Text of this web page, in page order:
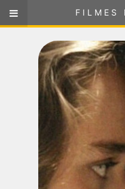
FILMES
ou
FILMES NO
SELECIONE SUA
FILMES EM CARTAZ
PRÓXIMOS
GÊNEROS
NOTÍCIAS